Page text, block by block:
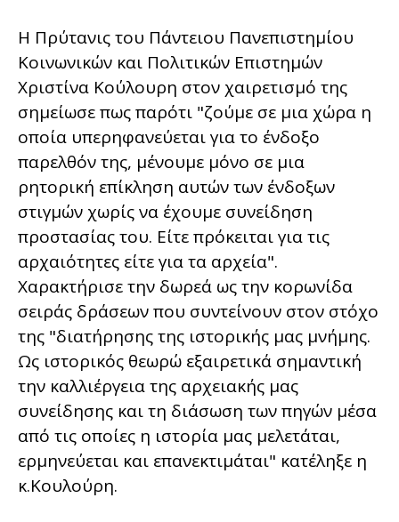
Η Πρύτανις του Πάντειου Πανεπιστημίου
Κοινωνικών και Πολιτικών Επιστημών
Χριστίνα Κούλουρη στον χαιρετισμό της
σημείωσε πως παρότι "ζούμε σε μια χώρα η
οποία υπερηφανεύεται για το ένδοξο
παρελθόν της, μένουμε μόνο σε μια
ρητορική επίκληση αυτών των ένδοξων
στιγμών χωρίς να έχουμε συνείδηση
προστασίας του. Είτε πρόκειται για τις
αρχαιότητες είτε για τα αρχεία".
Χαρακτήρισε την δωρεά ως την κορωνίδα
σειράς δράσεων που συντείνουν στον στόχο
της "διατήρησης της ιστορικής μας μνήμης.
Ως ιστορικός θεωρώ εξαιρετικά σημαντική
την καλλιέργεια της αρχειακής μας
συνείδησης και τη διάσωση των πηγών μέσα
από τις οποίες η ιστορία μας μελετάται,
ερμηνεύεται και επανεκτιμάται" κατέληξε η
κ.Κουλούρη.